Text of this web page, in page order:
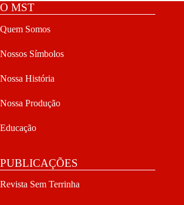
O MST
Quem Somos
Nossos Símbolos
Nossa História
Nossa Produção
Educação
PUBLICAÇÕES
Revista Sem Terrinha